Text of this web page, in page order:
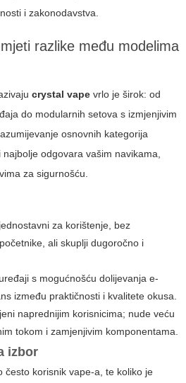
i zakonodavstva.
razlike među modelima
crystal vape vrlo je širok: od
do modularnih setova s izmjenjivim
osnovnih kategorija
odgovara vašim navikama,
za sigurnošću.
za korištenje, bez
ali skuplji dugoročno i
s mogućnošću dolijevanja e-
između praktičnosti i kvalitete okusa.
naprednijim korisnicima; nude veću
tokom i zamjenjivim komponentama.
izbor
često korisnik vape-a, te koliko je